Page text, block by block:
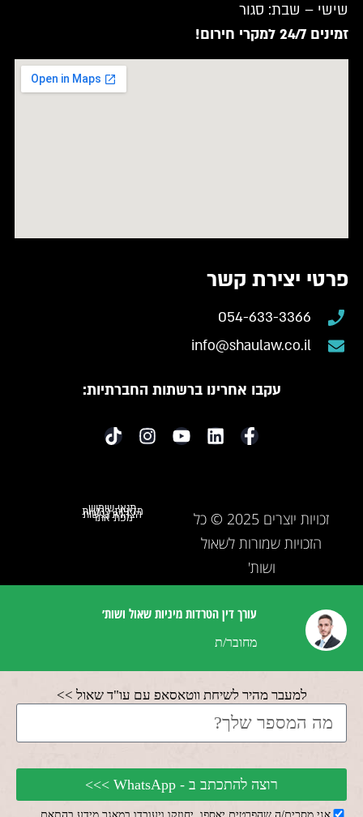
שישי – שבת: סגור
זמינים 24/7 למקרי חירום!
פרטי יצירת קשר
054-633-3366
info@shaulaw.co.il
עקבו אחרינו ברשתות החברתיות:
זכויות יוצרים 2025 © כל
הזכויות שמורות לשאול
ושות'
תנאי שימוש
מדיניות פרטיות
הצהרת נגישות
מפת אתר
עורך דין הטרדות מיניות שאול ושות׳
מחובר/ת
למעבר מהיר לשיחת ווטאסאפ עם עו"ד שאול >>
אני מסכים/ה שהפרטים יאספו, יחוזקו ויעובדו במאגר מידע בהתאם
רוצה להתכתב ב - WhatsApp >>>